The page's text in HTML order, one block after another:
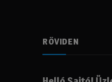
RÖVIDEN